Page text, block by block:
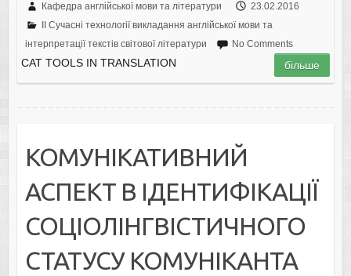
Кафедра англійської мови та літератури
23.02.2016
II Cучасні технології викладання англійської мови та
інтерпретації текстів світової літератури
No Comments
CAT TOOLS IN TRANSLATION більше
КОМУНІКАТИВНИЙ
АСПЕКТ В ІДЕНТИФІКАЦІЇ
СОЦІОЛІНГВІСТИЧНОГО
СТАТУСУ КОМУНІКАНТА